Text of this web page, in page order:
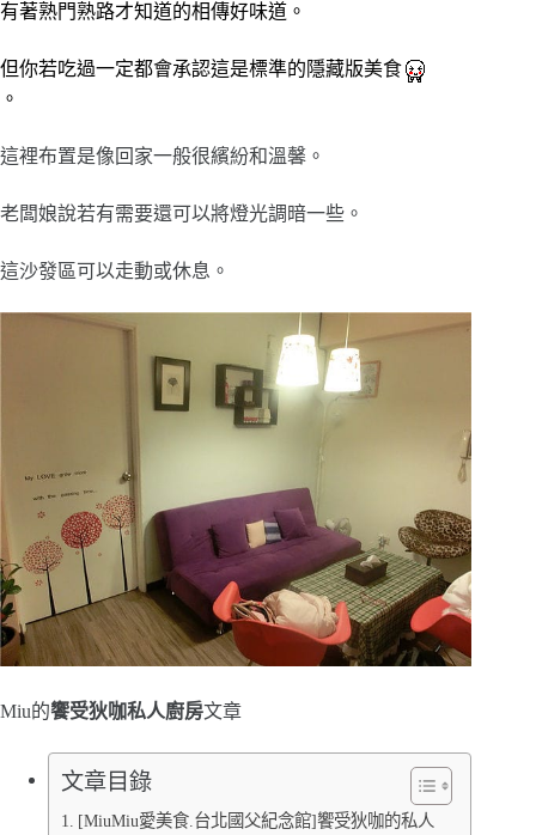
有著熟門熟路才知道的相傳好味道。
但你若吃過一定都會承認這是標準的隱藏版美食
。
這裡布置是像回家一般很繽紛和溫馨。
老闆娘說若有需要還可以將燈光調暗一些。
這沙發區可以走動或休息。
Miu的饗受狄咖私人廚房文章
文章目錄
[MiuMiu愛美食.台北國父紀念館]饗受狄咖的私人